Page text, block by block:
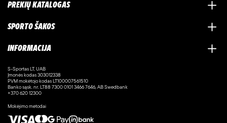
PREKIŲ KATALOGAS
SPORTO ŠAKOS
INFORMACIJA
S-Sportas LT, UAB
Įmonės kodas 303012338
PVM mokėtojo kodas LT100007561510
Banko sąsk. nr. LT88 7300 0101 3466 7646, AB Swedbank
+370 620 12300
Mokėjimo metodai